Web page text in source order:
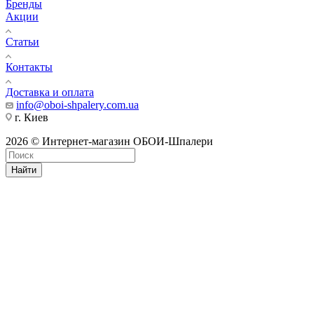
Бренды
Акции
Статьи
Контакты
Доставка и оплата
info@oboi-shpalery.com.ua
г. Киев
2026 © Интернет-магазин ОБОИ-Шпалери
Найти